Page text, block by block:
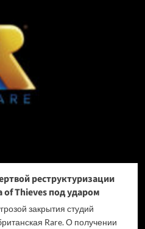
реструктуризации
of Thieves под ударом
закрытия студий
Rare. О получении